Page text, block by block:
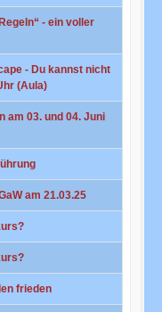
- ein voller
- Du kannst nicht
(Aula)
am 03. und 04. Juni
am 21.03.25
frieden